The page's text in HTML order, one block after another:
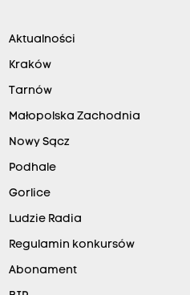
Aktualności
Kraków
Tarnów
Małopolska Zachodnia
Nowy Sącz
Podhale
Gorlice
Ludzie Radia
Regulamin konkursów
Abonament